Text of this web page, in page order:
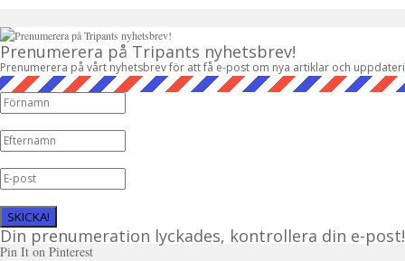
Prenumerera på Tripants nyhetsbrev!
Prenumerera på vårt nyhetsbrev för att få e-post om nya artiklar och
SKICKA!
Din prenumeration lyckades, kontrollera din e-post!
Pin It on Pinterest